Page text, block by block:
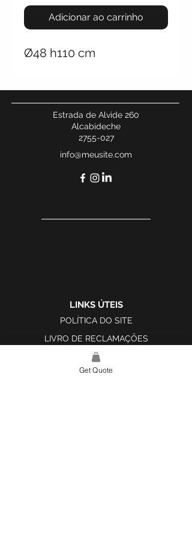
Adicionar ao carrinho
Ø48 h110 cm
Estrada de Alvide 260
Alcabideche
2755-027
info@meusite.com
LINKS ÚTEIS
POLÍTICA DO SITE
LIVRO DE RECLAMAÇÕES
Get Quote